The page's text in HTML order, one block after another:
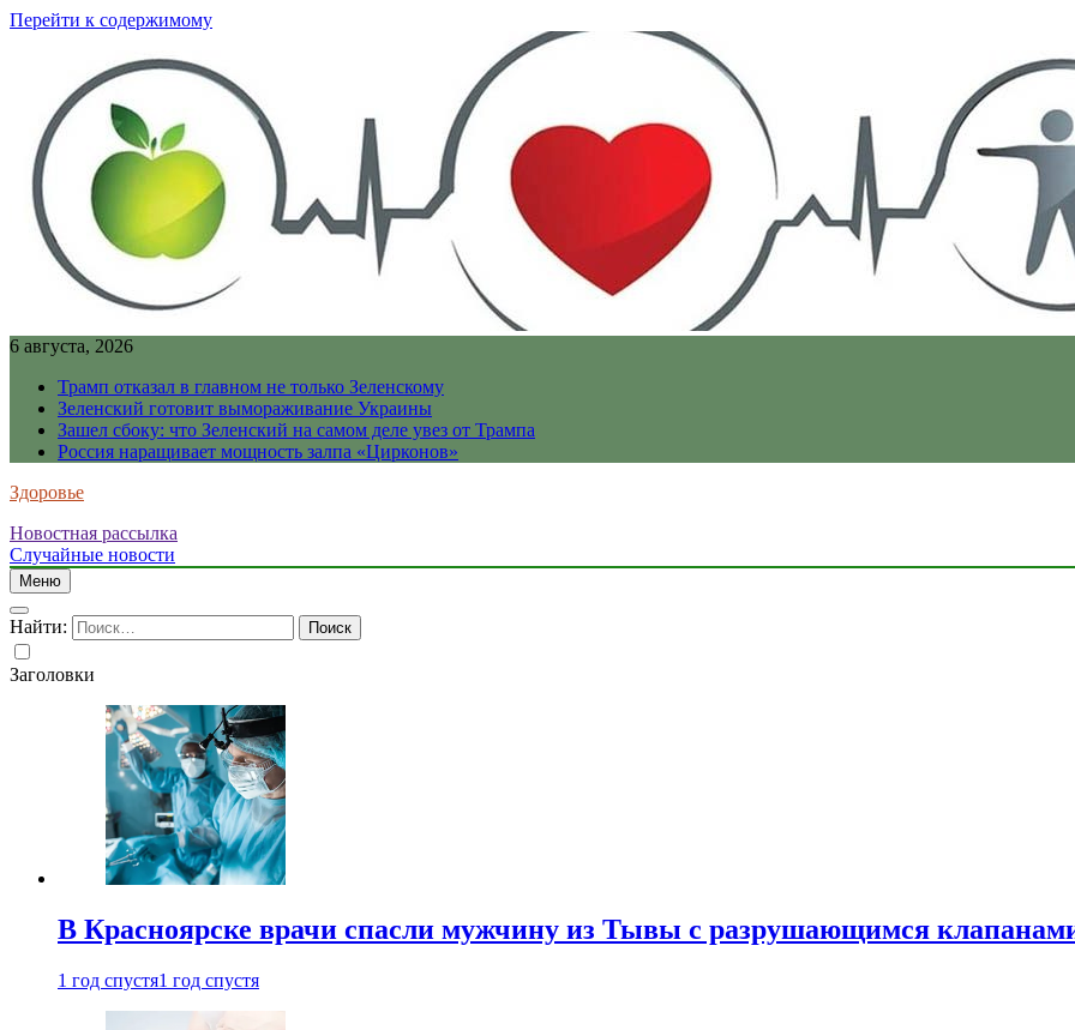
Перейти к содержимому
6 августа, 2026
Трамп отказал в главном не только Зеленскому
Зеленский готовит вымораживание Украины
Зашел сбоку: что Зеленский на самом деле увез от Трампа
Россия наращивает мощность залпа «Цирконов»
Здоровье
Новостная рассылка
Случайные новости
Меню
Найти:
Заголовки
В Красноярске врачи спасли мужчину из Тывы с разрушающимся
1 год спустя1 год спустя